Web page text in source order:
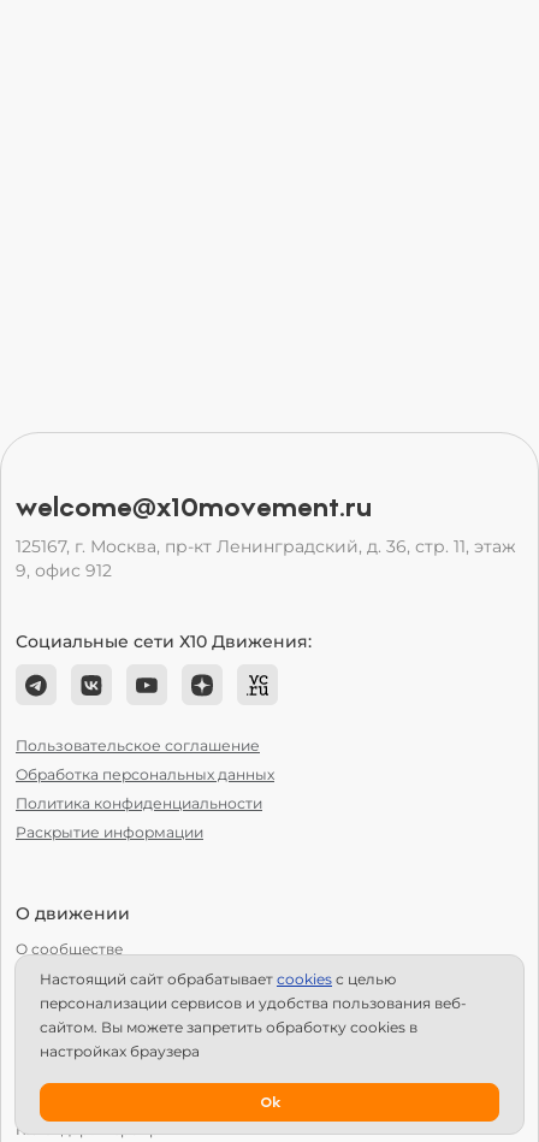
welcome@x10movement.ru
125167, г. Москва, пр-кт Ленинградский, д. 36, стр. 11, этаж
9, офис 912
Социальные сети Х10 Движения:
Пользовательское соглашение
Обработка персональных данных
Политика конфиденциальности
Раскрытие информации
О движении
О сообществе
С чего начать?
Структура Х10
Как стать региональным лидером?
Календарь мероприятий
Настоящий сайт обрабатывает сookies с целью
персонализации сервисов и удобства пользования веб-
сайтом. Вы можете запретить обработку сookies в
настройках браузера
Ok